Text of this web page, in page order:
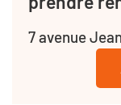
7 avenue